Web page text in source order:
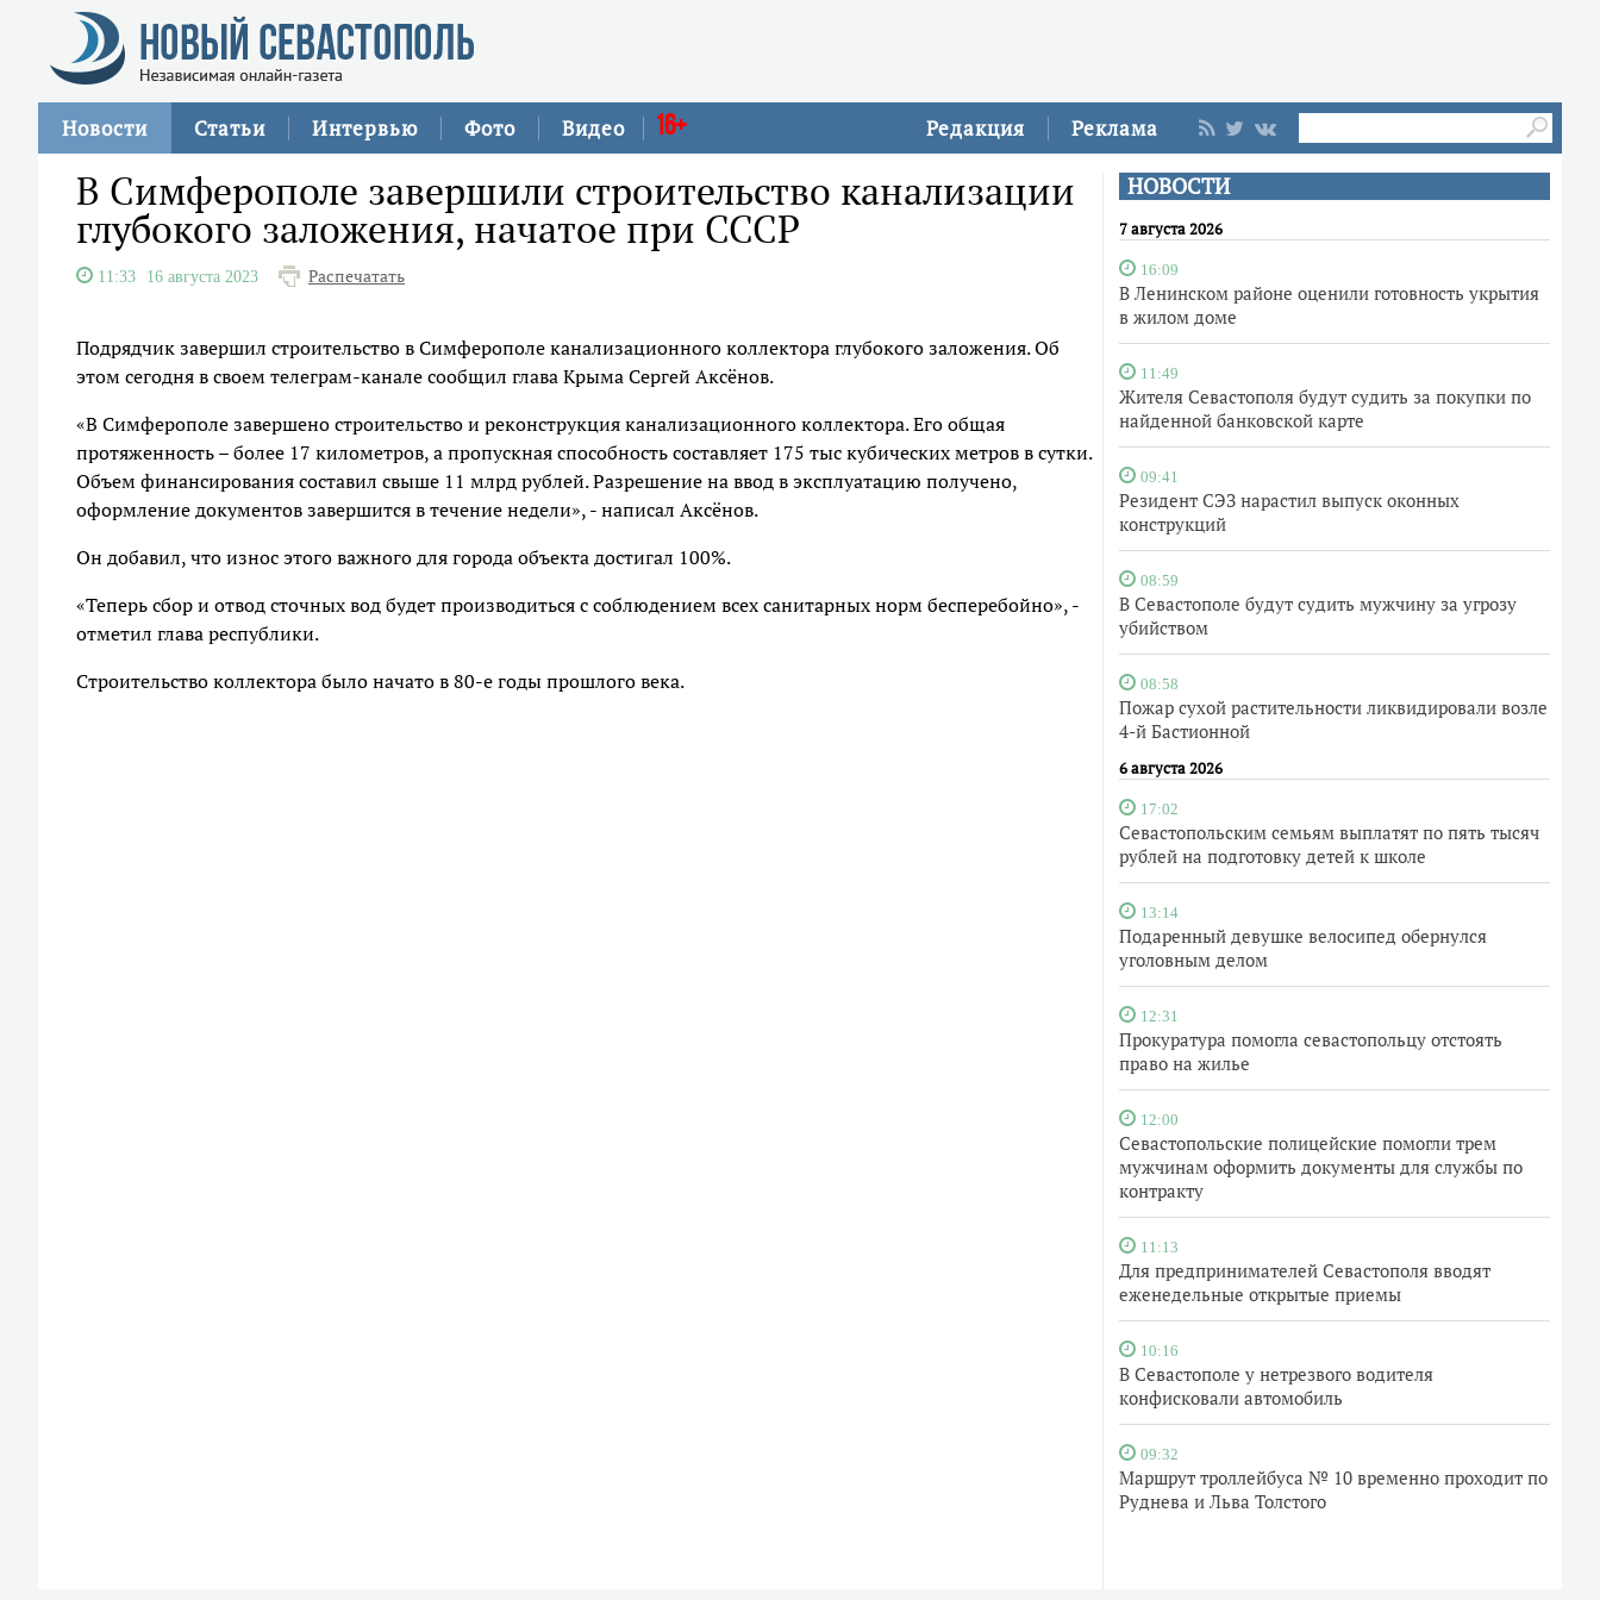
Редакция Реклама
Новости Статьи Интервью Фото Видео 16+
НОВОСТИ
7 августа 2026
16:09
В Ленинском районе оценили готовность укрытия
в жилом доме
11:49
Жителя Севастополя будут судить за покупки по
найденной банковской карте
09:41
Резидент СЭЗ нарастил выпуск оконных
конструкций
08:59
В Севастополе будут судить мужчину за угрозу
убийством
08:58
Пожар сухой растительности ликвидировали возле
4-й Бастионной
6 августа 2026
17:02
Севастопольским семьям выплатят по пять тысяч
рублей на подготовку детей к школе
13:14
Подаренный девушке велосипед обернулся
уголовным делом
12:31
Прокуратура помогла севастопольцу отстоять
право на жилье
12:00
Севастопольские полицейские помогли трем
мужчинам оформить документы для службы по
контракту
11:13
Для предпринимателей Севастополя вводят
еженедельные открытые приемы
10:16
В Севастополе у нетрезвого водителя
конфисковали автомобиль
09:32
Маршрут троллейбуса № 10 временно проходит по
Руднева и Льва Толстого
В Симферополе завершили строительство канализации
глубокого заложения, начатое при СССР
11:33 16 августа 2023 Распечатать
Подрядчик завершил строительство в Симферополе канализационного коллектора глубокого заложения. Об
этом сегодня в своем телеграм-канале сообщил глава Крыма Сергей Аксёнов.
«В Симферополе завершено строительство и реконструкция канализационного коллектора. Его общая
протяженность – более 17 километров, а пропускная способность составляет 175 тыс кубических метров в сутки.
Объем финансирования составил свыше 11 млрд рублей. Разрешение на ввод в эксплуатацию получено,
оформление документов завершится в течение недели», - написал Аксёнов.
Он добавил, что износ этого важного для города объекта достигал 100%.
«Теперь сбор и отвод сточных вод будет производиться с соблюдением всех санитарных норм бесперебойно», -
отметил глава республики.
Строительство коллектора было начато в 80-е годы прошлого века.